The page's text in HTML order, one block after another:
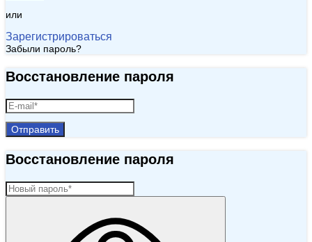
или
Зарегистрироваться
Забыли пароль?
Восстановление пароля
Отправить
Восстановление пароля